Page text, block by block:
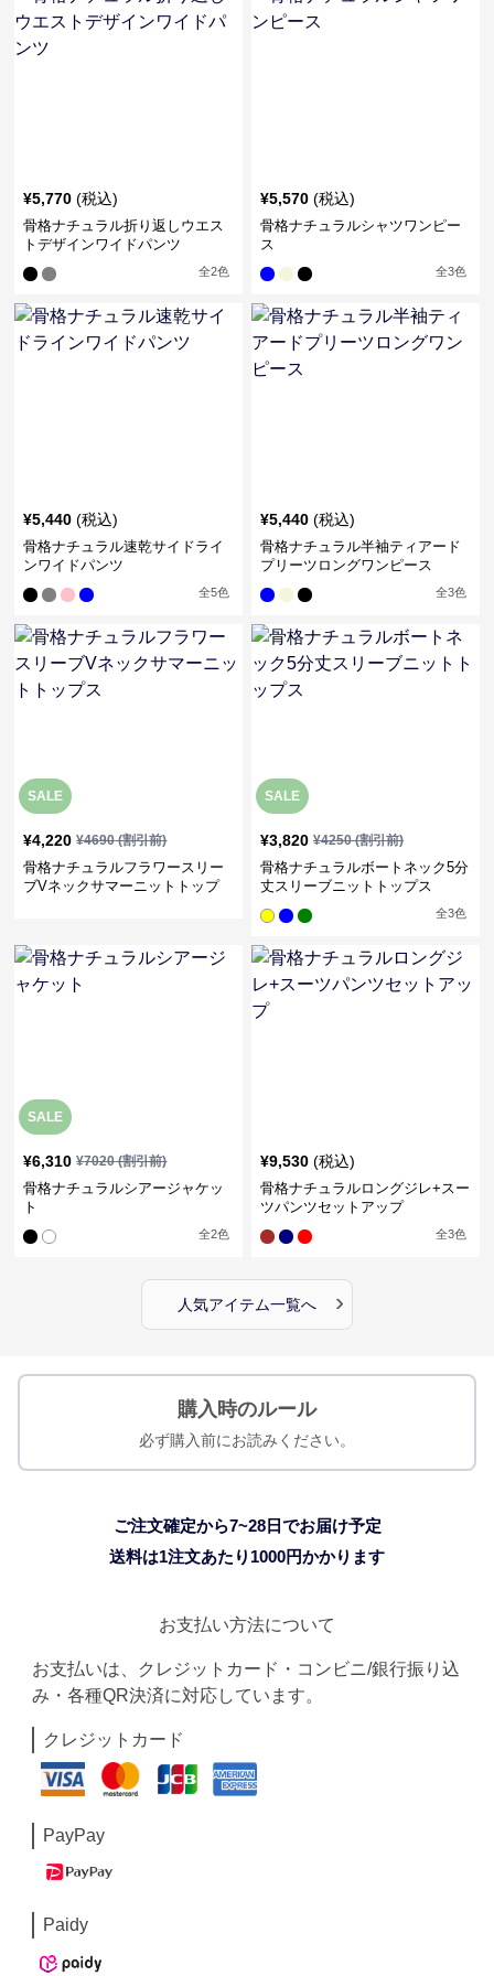
¥5,770 (税込)
骨格ナチュラル折り返しウエス
トデザインワイドパンツ
全2色
¥5,570 (税込)
骨格ナチュラルシャツワンピー
ス
全3色
¥5,440 (税込)
骨格ナチュラル速乾サイドライ
ンワイドパンツ
全5色
¥5,440 (税込)
骨格ナチュラル半袖ティアード
プリーツロングワンピース
全3色
SALE
¥4,220 ¥4690(割引前)
骨格ナチュラルフラワースリー
ブVネックサマーニットトップ
SALE
¥3,820 ¥4250(割引前)
骨格ナチュラルボートネック5分
丈スリーブニットトップス
全3色
SALE
¥6,310 ¥7020(割引前)
骨格ナチュラルシアージャケッ
ト
全2色
¥9,530 (税込)
骨格ナチュラルロングジレ+スー
ツパンツセットアップ
全3色
人気アイテム一覧へ ›
購入時のルール
必ず購入前にお読みください。
ご注文確定から7~28日でお届け予定
送料は1注文あたり 1000円かかります
お支払い方法について
お支払いは、クレジットカード・コンビニ/銀行振り込
み・各種QR決済に対応しています。
クレジットカード
PayPay
Paidy